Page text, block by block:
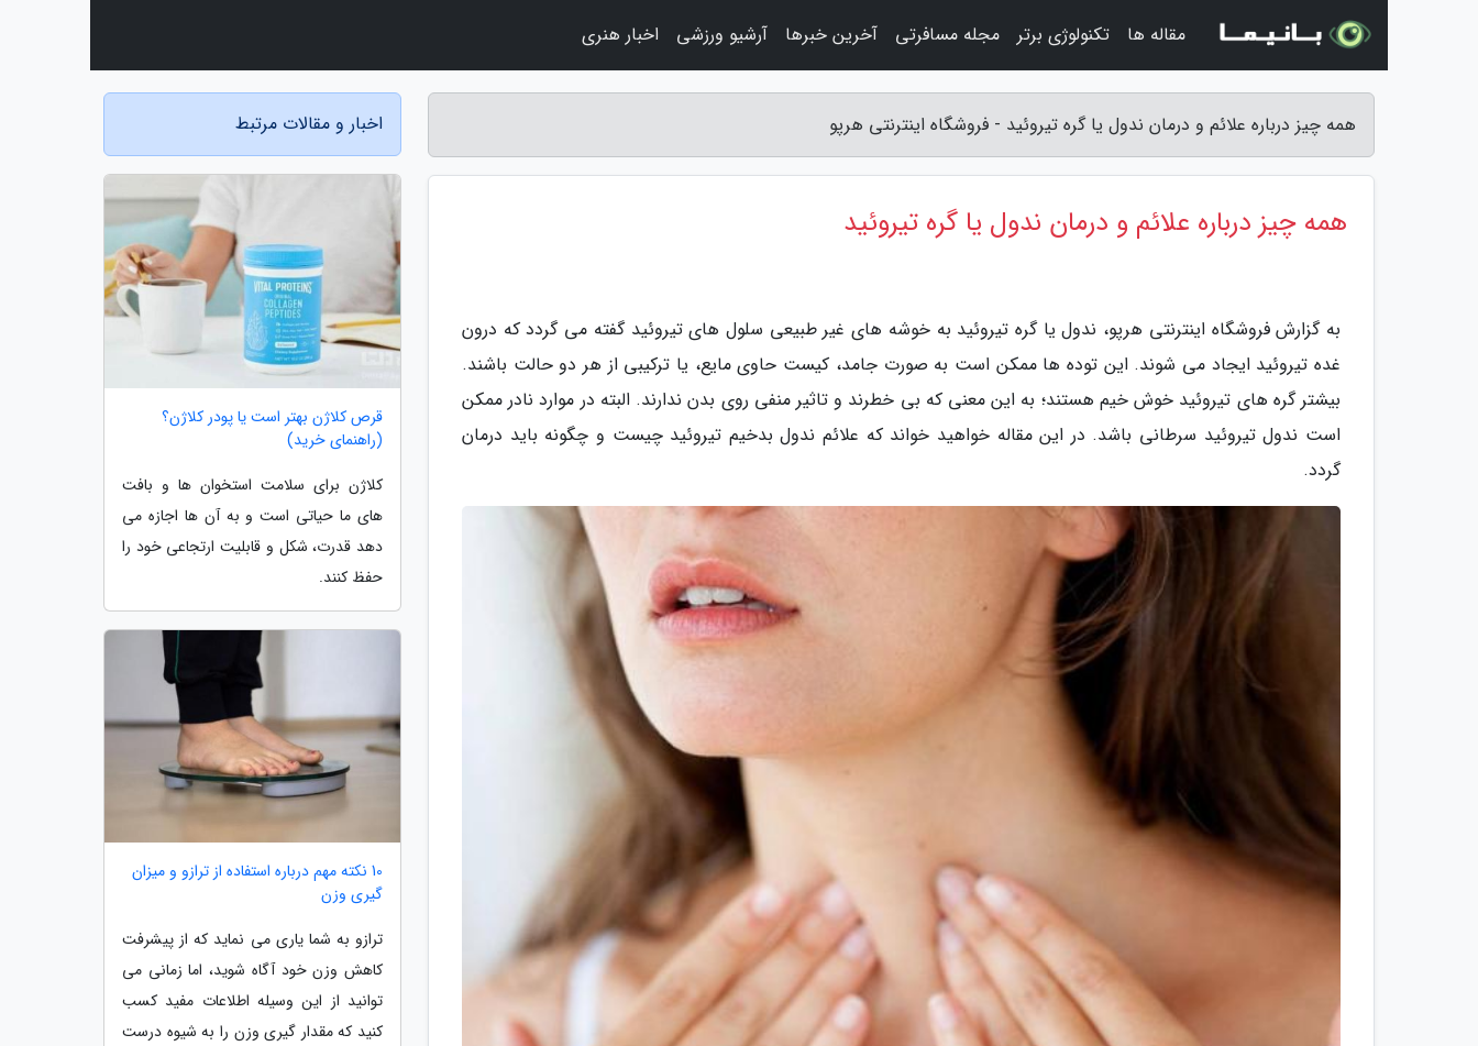
همه چیز درباره علائم و درمان ندول یا گره تیروئید - فروشگاه اینترنتی هرپو
همه چیز درباره علائم و درمان ندول یا گره تیروئید
به گزارش فروشگاه اینترنتی هرپو، ندول یا گره تیروئید به خوشه های غیر طبیعی سلول های تیروئید گفته می گردد که درون
غده تیروئید ایجاد می شوند. این توده ها ممکن است به صورت جامد، کیست حاوی مایع، یا ترکیبی از هر دو حالت باشند.
بیشتر گره های تیروئید خوش خیم هستند؛ به این معنی که بی خطرند و تاثیر منفی روی بدن ندارند. البته در موارد نادر ممکن
است ندول تیروئید سرطانی باشد. در این مقاله خواهید خواند که علائم ندول بدخیم تیروئید چیست و چگونه باید درمان
گردد.
اخبار و مقالات مرتبط
قرص کلاژن بهتر است یا پودر کلاژن؟
(راهنمای خرید)
کلاژن برای سلامت استخوان ها و بافت
های ما حیاتی است و به آن ها اجازه می
دهد قدرت، شکل و قابلیت ارتجاعی خود را
حفظ کنند.
10 نکته مهم درباره استفاده از ترازو و میزان
گیری وزن
ترازو به شما یاری می نماید که از پیشرفت
کاهش وزن خود آگاه شوید، اما زمانی می
توانید از این وسیله اطلاعات مفید کسب
کنید که مقدار گیری وزن را به شیوه درست
مقاله ها تکنولوژی برتر مجله مسافرتی آخرین خبرها آرشیو ورزشی اخبار هنری